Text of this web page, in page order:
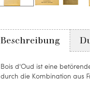
Beschreibung
Bois d'Oud ist eine
durch die Kombination aus